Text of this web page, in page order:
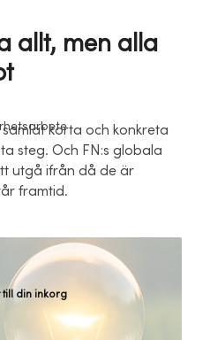
allt, men alla
korta och konkreta
steg. Och FN:s globala
utgå ifrån då de är
framtid.
till din inkorg